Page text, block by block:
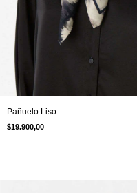
Pañuelo Liso
$19.900,00